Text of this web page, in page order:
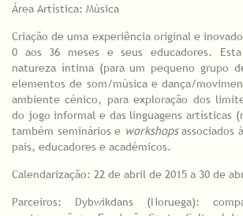
Área Artística: Música
Criação de uma experiência original e
0 aos 36 meses e seus educadores.
natureza íntima (para um pequeno grupo
elementos de som/música e dança/
ambiente cénico, para exploração dos
do jogo informal e das linguagens artísticas
também seminários e workshopsassociados
pais, educadores e académicos.
Calendarização: 22 de abril de 2015 a 30 de
Parceiros: Dybwikdans (Noruega):